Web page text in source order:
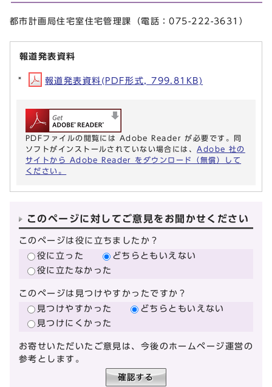
都市計画局住宅室住宅管理課（電話：075-222-3631）
報道発表資料
報道発表資料(PDF形式, 799.81KB)
PDFファイルの閲覧には Adobe Reader が必要です。同
ソフトがインストールされていない場合には、 Adobe 社の
サイトから Adobe Reader をダウンロード（無償）して
ください。
このページに対してご意見をお聞かせください
このページは役に立ちましたか？
役に立った
どちらともいえない
役に立たなかった
このページは見つけやすかったですか？
見つけやすかった
どちらともいえない
見つけにくかった
お寄せいただいたご意見は、今後のホームページ運営の
参考とします。